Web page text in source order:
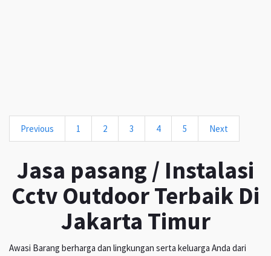
Previous 1 2 3 4 5 Next
Jasa pasang / Instalasi
Cctv Outdoor Terbaik Di
Jakarta Timur
Awasi Barang berharga dan lingkungan serta keluarga Anda dari